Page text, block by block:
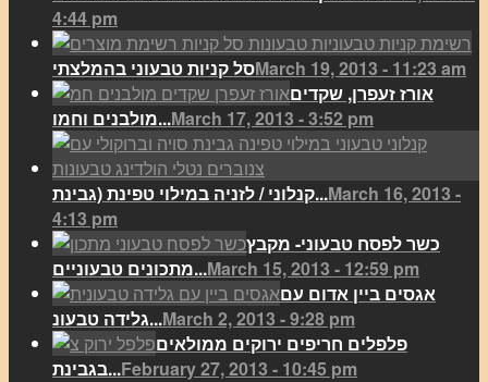
4:44 pm
סל קניות טבעוני בהמלצתיMarch 19, 2013 - 11:23 am
אורז זעפרן, שקדים
מולבנים וחמו...March 17, 2013 - 3:52 pm
קנלוני / לזניה במילוי טפינת (גבינת...March 16, 2013 -
4:13 pm
כשר לפסח טבעוני- מקבץ
מתכונים טבעוניים...March 15, 2013 - 12:59 pm
אגסים ביין אדום עם
גלידה טבעונ...March 2, 2013 - 9:28 pm
פלפלים חריפים ירוקים ממולאים
בגבינת...February 27, 2013 - 10:45 pm